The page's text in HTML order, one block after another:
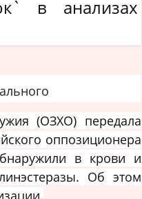
(ОЗХО) передала
оппозиционера
в крови и
Об этом